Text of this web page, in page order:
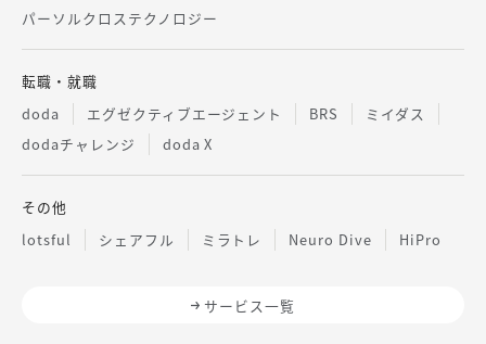
パーソルクロステクノロジー
転職・就職
doda
エグゼクティブエージェント BRS
ミイダス
dodaチャレンジ
doda X
その他
lotsful
シェアフル ミラトレ Neuro Dive HiPro
サービス一覧